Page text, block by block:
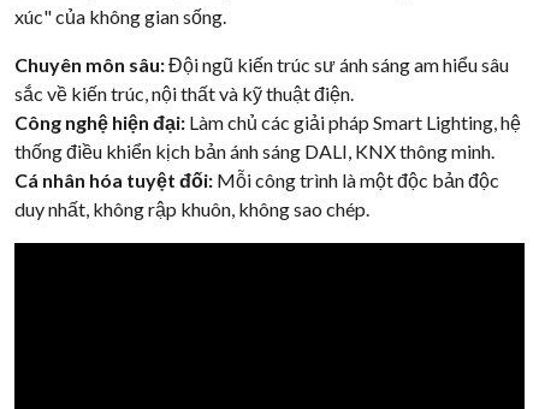
xúc" của không gian sống.
Chuyên môn sâu:Đội ngũ kiến trúc sư ánh sáng am hiểu sâu
sắc về kiến trúc, nội thất và kỹ thuật điện.
Công nghệ hiện đại: Làm chủ các giải pháp Smart Lighting, hệ
thống điều khiển kịch bản ánh sáng DALI, KNX thông minh.
Cá nhân hóa tuyệt đối: Mỗi công trình là một độc bản độc
duy nhất, không rập khuôn, không sao chép.